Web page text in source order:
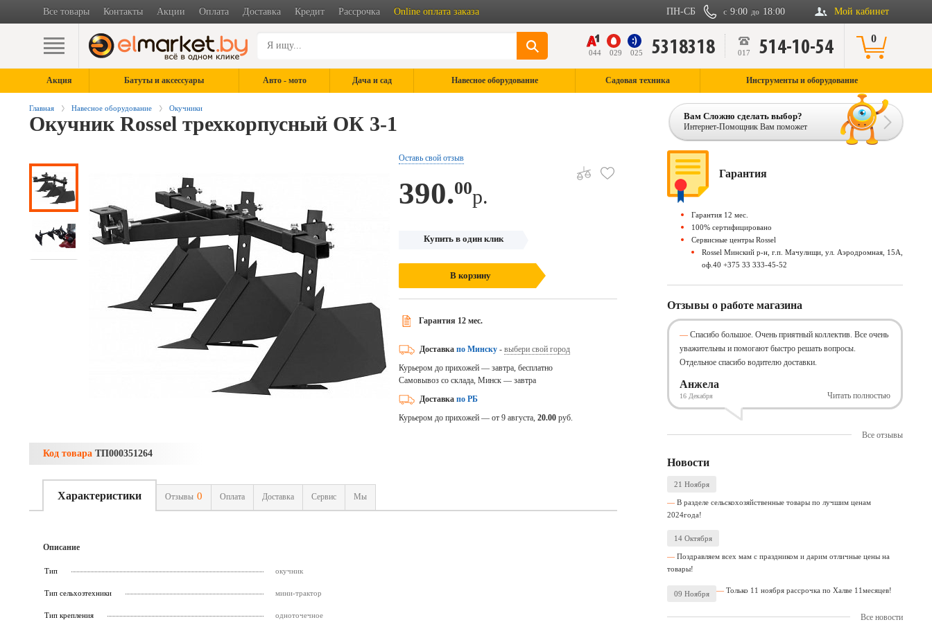
Все товары Контакты Акции Оплата Доставка Кредит Рассрочка Online оплата заказа Мой кабинет
с 9:00 до 18:00
ПН-СБ
044 029 025 5318318 017 514-10-54 0
Акция Батуты и аксессуары Авто - мото Дача и сад Навесное оборудование Садовая техника Инструменты и оборудование
Главная Навесное оборудование Окучники
Окучник Rossel трехкорпусный ОК 3-1 Вам Сложно сделать выбор?
Интернет-Помощник Вам поможет
Оставь свой отзыв
390.00р.
Купить в один клик
В корзину
Гарантия 12 мес.
Доставка по Минску- выбери свой город
Курьером до прихожей — завтра, бесплатно
Самовывоз со склада, Минск — завтра
Доставка по РБ
Курьером до прихожей — от 9 августа, 20.00 руб.
Код товара ТП000351264
Характеристики Отзывы 0 Оплата Доставка Сервис Мы
Описание
Тип окучник
Тип сельхозтехники мини-трактор
Тип крепления одноточечное
Гарантия
Гарантия 12 мес.
100% сертифицировано
Сервисные центры Rossel
Rossel Минский р-н, г.п. Мачулищи, ул. Аэродромная, 15А,
оф.40 +375 33 333-45-52
Отзывы о работе магазина
Спасибо большое. Очень приятный коллектив. Все очень
уважительны и помогают быстро решать вопросы.
Отдельное спасибо водителю доставки.
Анжела
16 Декабря Читать полностью
Все отзывы
Новости
21 Ноября
В разделе сельскохозяйственные товары по лучшим ценам
2024года!
14 Октября
Поздравляем всех мам с праздником и дарим отличные цены на
товары!
09 Ноября Только 11 ноября рассрочка по Халве 11месяцев!
Все новости